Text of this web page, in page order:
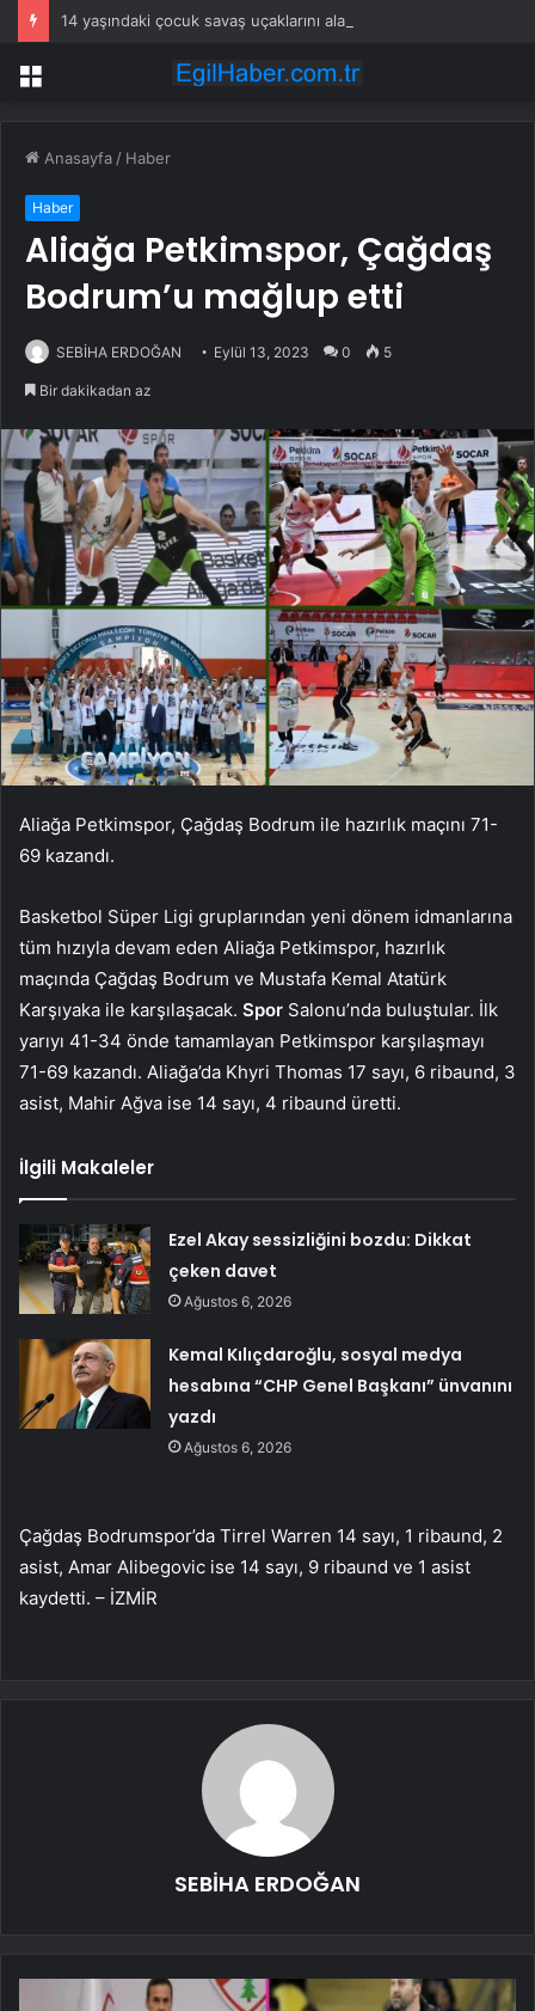
14 yaşındaki çocuk savaş uçaklarını alarma geçirdi
Menü
Anasayfa / Haber
Haber
Aliağa Petkimspor, Çağdaş
Bodrum’u mağlup etti
SEBİHA ERDOĞAN Eylül 13, 2023 0 5
Bir dakikadan az
Aliağa Petkimspor, Çağdaş Bodrum ile hazırlık maçını 71-
69 kazandı.
Basketbol Süper Ligi gruplarından yeni dönem idmanlarına
tüm hızıyla devam eden Aliağa Petkimspor, hazırlık
maçında Çağdaş Bodrum ve Mustafa Kemal Atatürk
Karşıyaka ile karşılaşacak. Spor Salonu’nda buluştular. İlk
yarıyı 41-34 önde tamamlayan Petkimspor karşılaşmayı
71-69 kazandı. Aliağa’da Khyri Thomas 17 sayı, 6 ribaund, 3
asist, Mahir Ağva ise 14 sayı, 4 ribaund üretti.
İlgili Makaleler
Ezel Akay sessizliğini bozdu: Dikkat
çeken davet
Ağustos 6, 2026
Kemal Kılıçdaroğlu, sosyal medya
hesabına “CHP Genel Başkanı” ünvanını
yazdı
Ağustos 6, 2026
Çağdaş Bodrumspor’da Tirrel Warren 14 sayı, 1 ribaund, 2
asist, Amar Alibegovic ise 14 sayı, 9 ribaund ve 1 asist
kaydetti. – İZMİR
SEBİHA ERDOĞAN